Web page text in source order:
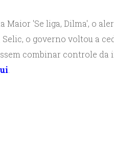
Maior 'Se liga, Dilma', o
o governo voltou a
combinar controle
.